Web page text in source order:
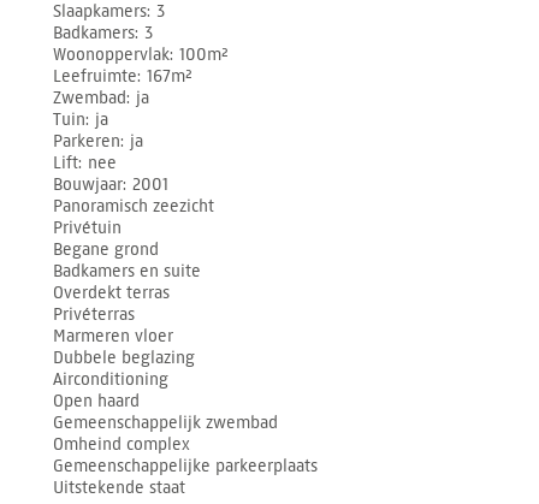
Slaapkamers 3
Badkamers 3
Woonoppervlak 100m²
Leefruimte 167m²
Zwembad ja
Tuin ja
Parkeren ja
Lift nee
Bouwjaar 2001
Panoramisch zeezicht
Privétuin
Begane grond
Badkamers en suite
Overdekt terras
Privéterras
Marmeren vloer
Dubbele beglazing
Airconditioning
Open haard
Gemeenschappelijk zwembad
Omheind complex
Gemeenschappelijke parkeerplaats
Uitstekende staat